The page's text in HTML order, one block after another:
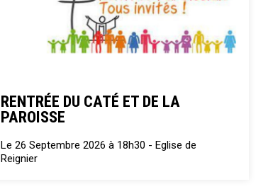
RENTRÉE DU CATÉ ET DE LA
PAROISSE
Le 26 Septembre 2026 à 18h30 - Eglise de
Reignier